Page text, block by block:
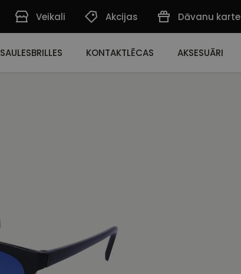
Veikali Akcijas Dāvanu karte
SAULESBRILLES KONTAKTLĒCAS AKSESUĀRI